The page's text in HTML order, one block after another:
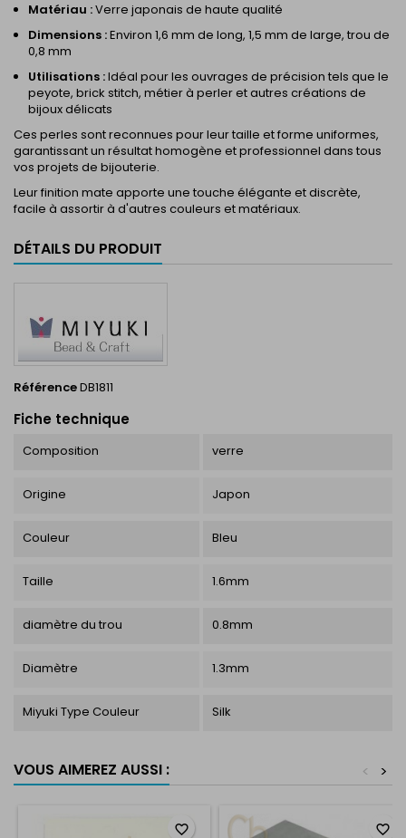
Matériau :Verre japonais de haute qualité
Dimensions :Environ 1,6 mm de long, 1,5 mm de large, trou de
0,8 mm
Utilisations :Idéal pour les ouvrages de précision tels que le
peyote, brick stitch, métier à perler et autres créations de
bijoux délicats
Ces perles sont reconnues pour leur taille et forme uniformes,
garantissant un résultat homogène et professionnel dans tous
vos projets de bijouterie.
Leur finition mate apporte une touche élégante et discrète,
facile à assortir à d'autres couleurs et matériaux.
DÉTAILS DU PRODUIT
RéférenceDB1811
Fiche technique
Composition verre
Origine Japon
Couleur Bleu
Taille 1.6mm
diamètre du trou 0.8mm
Diamètre 1.3mm
Miyuki Type Couleur Silk
VOUS AIMEREZ AUSSI : >
<
favorite_border favorite_border